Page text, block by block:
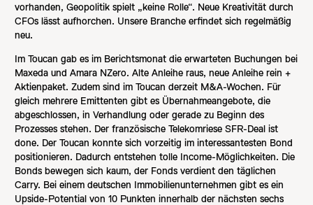
vorhanden, Geopolitik spielt „keine Rolle“. Neue Kreativität durch
CFOs lässt aufhorchen. Unsere Branche erfindet sich regelmäßig
neu.
Im Toucan gab es im Berichtsmonat die erwarteten Buchungen bei
Maxeda und Amara NZero. Alte Anleihe raus, neue Anleihe rein +
Aktienpaket. Zudem sind im Toucan derzeit M&A-Wochen. Für
gleich mehrere Emittenten gibt es Übernahmeangebote, die
abgeschlossen, in Verhandlung oder gerade zu Beginn des
Prozesses stehen. Der französische Telekomriese SFR-Deal ist
done. Der Toucan konnte sich vorzeitig im interessantesten Bond
positionieren. Dadurch entstehen tolle Income-Möglichkeiten. Die
Bonds bewegen sich kaum, der Fonds verdient den täglichen
Carry. Bei einem deutschen Immobilienunternehmen gibt es ein
Upside-Potential von 10 Punkten innerhalb der nächsten sechs